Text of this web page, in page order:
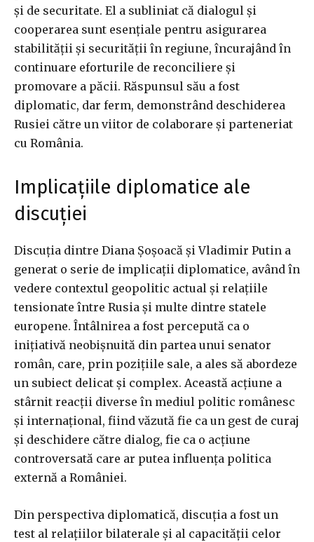
și de securitate. El a subliniat că dialogul și
cooperarea sunt esențiale pentru asigurarea
stabilității și securității în regiune, încurajând în
continuare eforturile de reconciliere și
promovare a păcii. Răspunsul său a fost
diplomatic, dar ferm, demonstrând deschiderea
Rusiei către un viitor de colaborare și parteneriat
cu România.
Implicațiile diplomatice ale
discuției
Discuția dintre Diana Șoșoacă și Vladimir Putin a
generat o serie de implicații diplomatice, având în
vedere contextul geopolitic actual și relațiile
tensionate între Rusia și multe dintre statele
europene. Întâlnirea a fost percepută ca o
inițiativă neobișnuită din partea unui senator
român, care, prin pozițiile sale, a ales să abordeze
un subiect delicat și complex. Această acțiune a
stârnit reacții diverse în mediul politic românesc
și internațional, fiind văzută fie ca un gest de curaj
și deschidere către dialog, fie ca o acțiune
controversată care ar putea influența politica
externă a României.
Din perspectiva diplomatică, discuția a fost un
test al relațiilor bilaterale și al capacității celor